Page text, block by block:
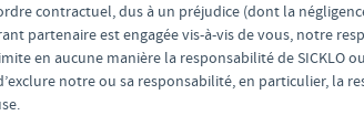
contractuel, dus à un préjudice (dont la
partenaire est engagée vis-à-vis de vous, notre
en aucune manière la responsabilité de SICKLO
notre ou sa responsabilité, en particulier, la